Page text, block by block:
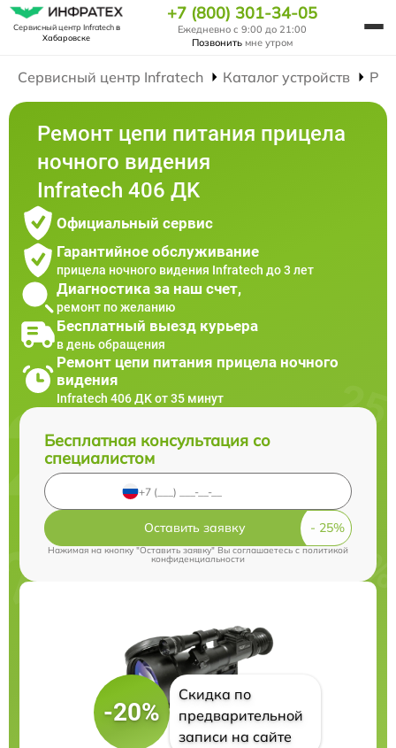
Сервисный центр Infratechв
Хабаровске
+7 (800) 301-34-05
Ежедневно с 9:00 до 21:00
Позвонить мне утром
Сервисный центр Infratech Каталог устройств
Ремонт цепи питания прицела
ночного видения
Infratech 406 ДK
Официальный сервис
Гарантийное обслуживание
прицела ночного видения Infratech до 3 лет
Диагностика за наш счет,
ремонт по желанию
Бесплатный выезд курьера
в день обращения
Ремонт цепи питания прицела ночного
видения
Infratech 406 ДK от 35 минут
Бесплатная консультация со
специалистом
Оставить заявку
Нажимая на кнопку "Оставить заявку" Вы соглашаетесь cполитикой
конфиденциальности
-20%
Скидка по
предварительной
записи на сайте